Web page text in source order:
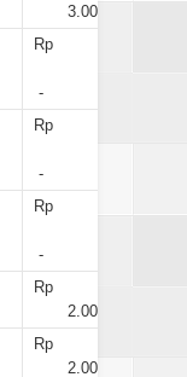
3.000
Rp
-
Rp
-
Rp
-
Rp
2.000
Rp
2.000